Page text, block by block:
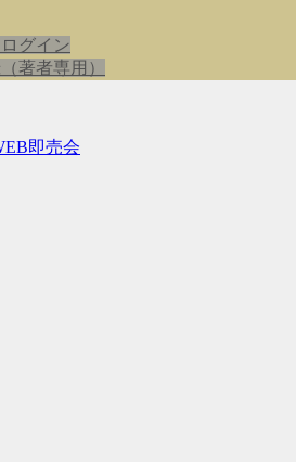
グイン
著者専用）